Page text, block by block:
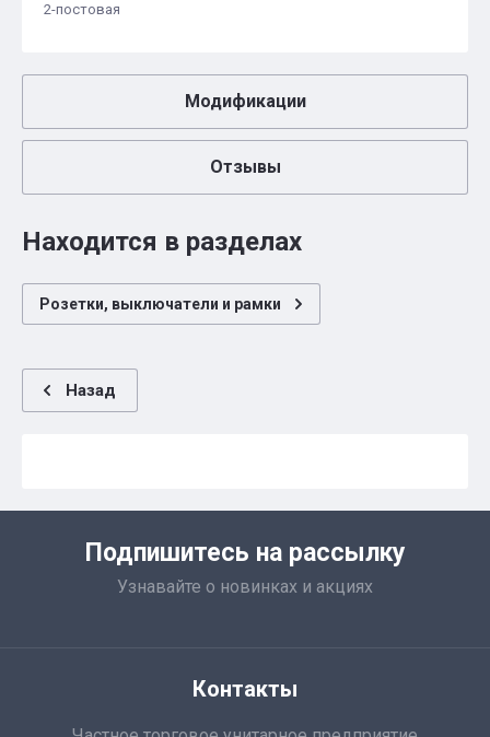
2-постовая
Модификации
Отзывы
Находится в разделах
Розетки, выключатели и рамки
Назад
Подпишитесь на рассылку
Узнавайте о новинках и акциях
Контакты